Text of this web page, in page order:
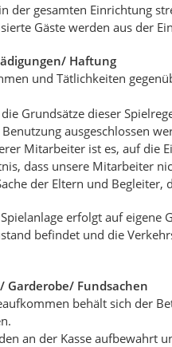
der gesamten Einrichtung
Gäste werden aus der
Haftung
und Tätlichkeiten
die Grundsätze dieser
ausgeschlossen
Mitarbeiter ist es, auf die
dass unsere Mitarbeiter
der Eltern und
erfolgt auf
befindet und die
Garderobe/ Fundsachen
behält sich der
an der Kasse aufbewahrt